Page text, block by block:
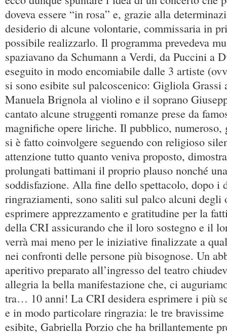
doveva essere “in rosa” e, grazie alla
desiderio di alcune volontarie, commissaria in
possibile realizzarlo. Il programma prevedeva
spaziavano da Schumann a Verdi, da Puccini a
eseguito in modo encomiabile dalle 3 artiste
si sono esibite sul palcoscenico: Gigliola Grassi
Manuela Brignola al violino e il soprano
cantato alcune struggenti romanze prese da
magnifiche opere liriche. Il pubblico, numeroso,
si è fatto coinvolgere seguendo con religioso
attenzione tutto quanto veniva proposto,
prolungati battimani il proprio plauso nonché
soddisfazione. Alla fine dello spettacolo, dopo i
ringraziamenti, sono saliti sul palco alcuni degli
esprimere apprezzamento e gratitudine per la
della CRI assicurando che il loro sostegno e il
verrà mai meno per le iniziative finalizzate a
nei confronti delle persone più bisognose. Un
aperitivo preparato all’ingresso del teatro
allegria la bella manifestazione che, ci
tra… 10 anni! La CRI desidera esprimere i più
e in modo particolare ringrazia: le tre
esibite, Gabriella Porzio che ha brillantemente